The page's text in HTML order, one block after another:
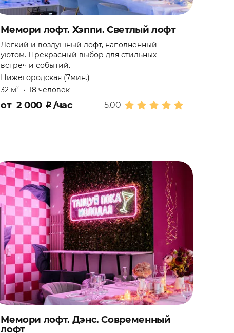
Мемори лофт. Хэппи. Светлый лофт
Лёгкий и воздушный лофт, наполненный
уютом. Прекрасный выбор для стильных
встреч и событий.
Нижегородская (7мин.)
32 м2 •18 человек
5.00
от 2 000 ₽/час
Мемори лофт. Дэнс. Современный
лофт